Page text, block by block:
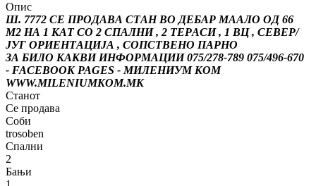
Опис
Ш. 7772 СЕ ПРОДАВА СТАН ВО ДЕБАР МААЛО ОД 66
М2 НА 1 КАТ СО 2 СПАЛНИ , 2 ТЕРАСИ , 1 ВЦ , СЕВЕР/
ЈУГ ОРИЕНТАЦИЈА , СОПСТВЕНО ПАРНО
ЗА БИЛО КАКВИ ИНФОРМАЦИИ 075/278-789 075/496-670
- FACEBOOK PAGES - МИЛЕНИУМ КОМ
WWW.MILENIUMKOM.MK
Станот
Се продава
Соби
trosoben
Спални
2
Бањи